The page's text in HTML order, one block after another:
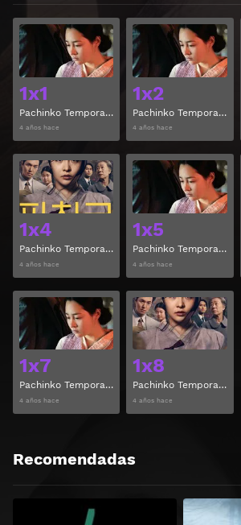
1x1
Pachinko Temporada 1 Capitulo 1
4 años hace
1x2
Pachinko Temporada 1 Capitulo 2
4 años hace
1x4
Pachinko Temporada 1 Capitulo 4
4 años hace
1x5
Pachinko Temporada 1 Capitulo 5
4 años hace
1x7
Pachinko Temporada 1 Capitulo 7
4 años hace
Ver
1x8
Pachinko Temporada 1 Capitulo 8
4 años hace
Recomendadas